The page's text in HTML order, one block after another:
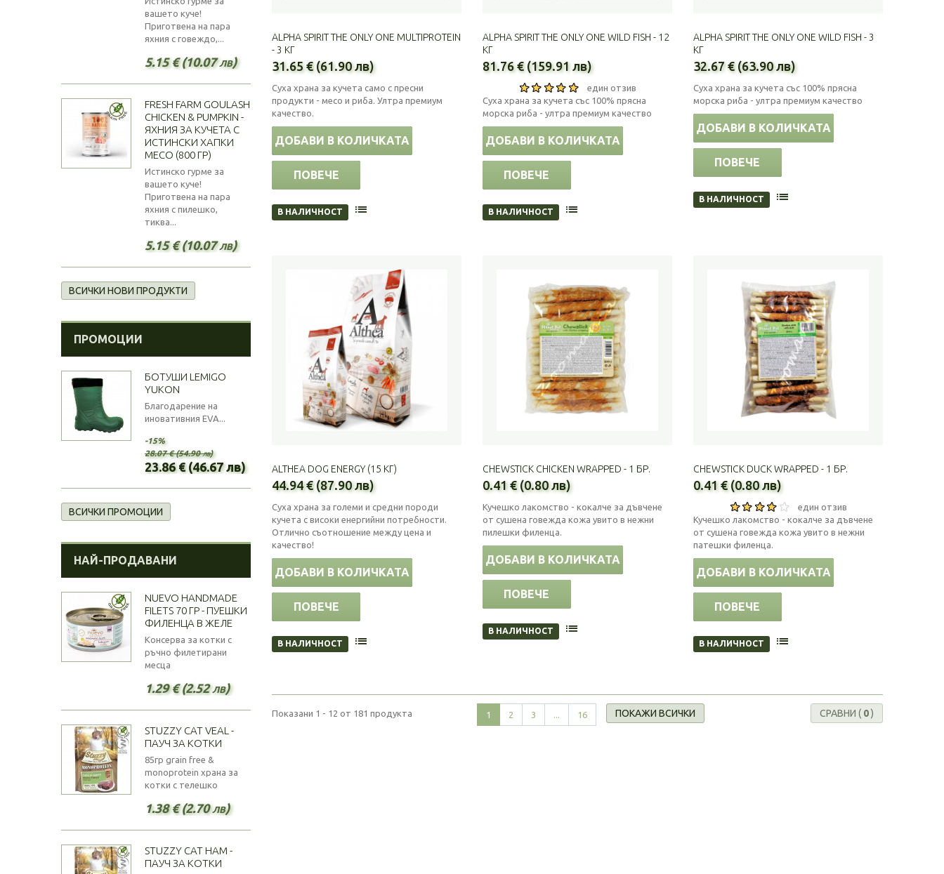
ALPHA SPIRIT THE ONLY ONE MULTIPROTEIN
- 3 КГ
31.65 € (61.90 лв)
Суха храна за кучета само с пресни
продукти - месо и риба. Ултра премиум
качество.
ДОБАВИ В КОЛИЧКАТА
ПОВЕЧЕ
В НАЛИЧНОСТ
ALPHA SPIRIT THE ONLY ONE WILD FISH - 12
КГ
81.76 € (159.91 лв)
един отзив
Суха храна за кучета със 100% прясна
морска риба - ултра премиум качество
ДОБАВИ В КОЛИЧКАТА
ПОВЕЧЕ
В НАЛИЧНОСТ
ALPHA SPIRIT THE ONLY ONE WILD FISH - 3
КГ
32.67 € (63.90 лв)
Суха храна за кучета със 100% прясна
морска риба - ултра премиум качество
ДОБАВИ В КОЛИЧКАТА
ПОВЕЧЕ
В НАЛИЧНОСТ
ALTHEA DOG ENERGY (15 КГ)
44.94 € (87.90 лв)
Суха храна за големи и средни породи
кучета с високи енергийни потребности.
Отлично съотношение между цена и
качество!
ДОБАВИ В КОЛИЧКАТА
ПОВЕЧЕ
В НАЛИЧНОСТ
CHEWSTICK CHICKEN WRAPPED - 1 БР.
0.41 € (0.80 лв)
Кучешко лакомство - кокалче за дъвчене
от сушена говежда кожа увито в нежни
пилешки филенца.
ДОБАВИ В КОЛИЧКАТА
ПОВЕЧЕ
В НАЛИЧНОСТ
CHEWSTICK DUCK WRAPPED - 1 БР.
0.41 € (0.80 лв)
един отзив
Кучешко лакомство - кокалче за дъвчене
от сушена говежда кожа увито в нежни
патешки филенца.
ДОБАВИ В КОЛИЧКАТА
ПОВЕЧЕ
В НАЛИЧНОСТ
СРАВНИ ( 0)
ПОКАЖИ ВСИЧКИ
1 2 3 ... 16
Показани 1 - 12 от 181 продукта
вашето куче!
Приготвена на пара
яхния с говеждо,...
5.15 € (10.07 лв)
FRESH FARM GOULASH
CHICKEN & PUMPKIN -
ЯХНИЯ ЗА КУЧЕТА С
ИСТИНСКИ ХАПКИ
МЕСО (800 ГР)
Истинско гурме за
вашето куче!
Приготвена на пара
яхния с пилешко,
тиква...
5.15 € (10.07 лв)
ВСИЧКИ НОВИ ПРОДУКТИ
ПРОМОЦИИ
БОТУШИ LEMIGO
YUKON
Благодарение на
иновативния EVA...
-15%
28.07 € (54.90 лв)
23.86 € (46.67 лв)
ВСИЧКИ ПРОМОЦИИ
НАЙ-ПРОДАВАНИ
NUEVO HANDMADE
FILETS 70 ГР - ПУЕШКИ
ФИЛЕНЦА В ЖЕЛЕ
Консерва за котки с
ръчно филетирани
месца
1.29 € (2.52 лв)
STUZZY CAT VEAL -
ПАУЧ ЗА КОТКИ
85гр grain free &
monoprotein храна за
котки с телешко
1.38 € (2.70 лв)
STUZZY CAT HAM -
ПАУЧ ЗА КОТКИ